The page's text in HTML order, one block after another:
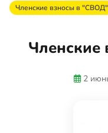
Членские взносы в "СВОД"
2